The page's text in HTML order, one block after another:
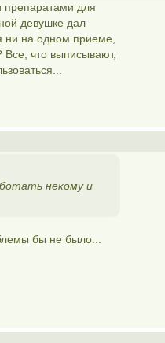
препаратами для
девушке дал
ни на одном приеме,
что выписывают,
некому и
бы не было...